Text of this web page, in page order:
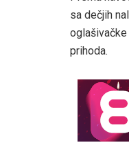
sa dečjih
oglašivačke
prihoda.